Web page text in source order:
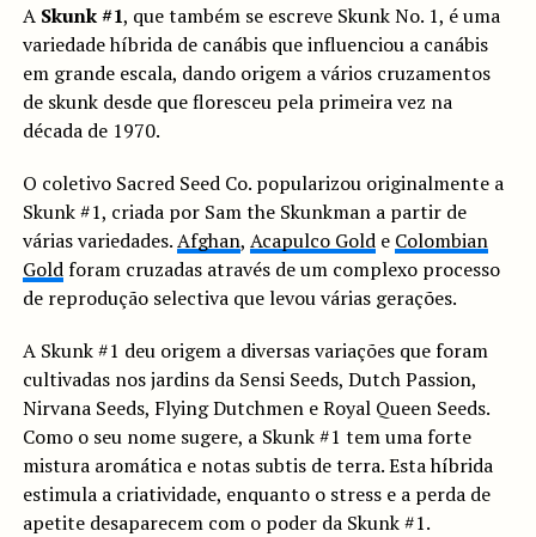
A Skunk #1, que também se escreve Skunk No. 1, é uma
variedade híbrida de canábis que influenciou a canábis
em grande escala, dando origem a vários cruzamentos
de skunk desde que floresceu pela primeira vez na
década de 1970.
O coletivo Sacred Seed Co. popularizou originalmente a
Skunk #1, criada por Sam the Skunkman a partir de
várias variedades.Afghan, Acapulco Golde Colombian
Goldforam cruzadas através de um complexo processo
de reprodução selectiva que levou várias gerações.
A Skunk #1 deu origem a diversas variações que foram
cultivadas nos jardins da Sensi Seeds, Dutch Passion,
Nirvana Seeds, Flying Dutchmen e Royal Queen Seeds.
Como o seu nome sugere, a Skunk #1 tem uma forte
mistura aromática e notas subtis de terra. Esta híbrida
estimula a criatividade, enquanto o stress e a perda de
apetite desaparecem com o poder da Skunk #1.